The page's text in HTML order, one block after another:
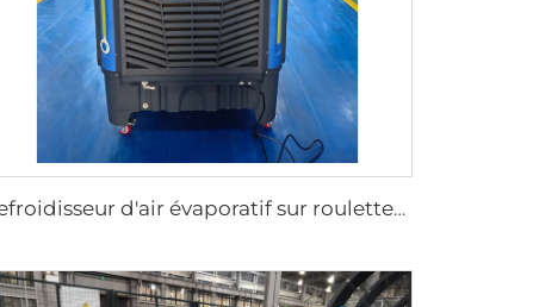
Refroidisseur d'air évaporatif sur roulettes UV anti-âge longue distance d'approvisionnement rafraîchissement été